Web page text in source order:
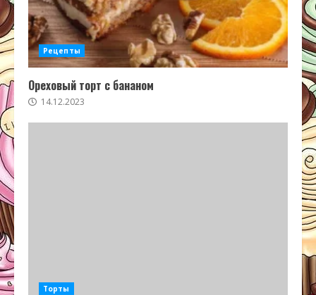
Рецепты
Ореховый торт с бананом
14.12.2023
Торты